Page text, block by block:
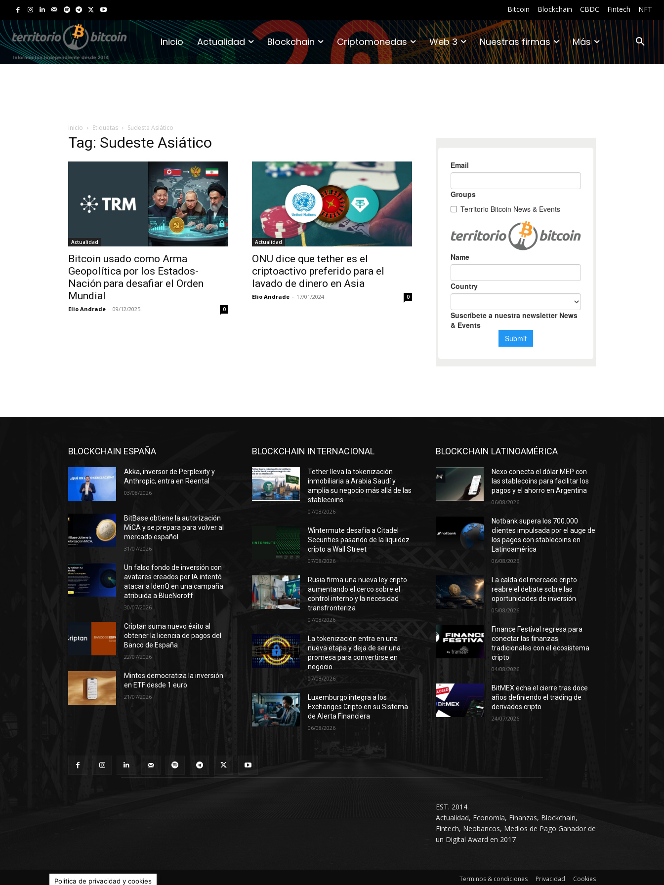
Bitcoin Blockchain CBDC Fintech NFT
Inicio Actualidad Blockchain Criptomonedas Web 3 Nuestras firmas Más
Inicio Etiquetas Sudeste Asiático
Tag: Sudeste Asiático
Actualidad
Bitcoin usado como Arma
Geopolítica por los Estados-
Nación para desafiar el Orden
Mundial
Elio Andrade - 09/12/2025 0
Actualidad
ONU dice que tether es el
criptoactivo preferido para el
lavado de dinero en Asia
Elio Andrade - 17/01/2024 0
BLOCKCHAIN ESPAÑA
Akka, inversor de Perplexity y
Anthropic, entra en Reental
03/08/2026
BitBase obtiene la autorización
MiCA y se prepara para volver al
mercado español
31/07/2026
Un falso fondo de inversión con
avatares creados por IA intentó
atacar a IdenQ en una campaña
atribuida a BlueNoroff
30/07/2026
Criptan suma nuevo éxito al
obtener la licencia de pagos del
Banco de España
22/07/2026
Mintos democratiza la inversión
en ETF desde 1 euro
21/07/2026
BLOCKCHAIN INTERNACIONAL
Tether lleva la tokenización
inmobiliaria a Arabia Saudí y
amplía su negocio más allá de las
stablecoins
07/08/2026
Wintermute desafía a Citadel
Securities pasando de la liquidez
cripto a Wall Street
07/08/2026
Rusia firma una nueva ley cripto
aumentando el cerco sobre el
control interno y la necesidad
transfronteriza
07/08/2026
La tokenización entra en una
nueva etapa y deja de ser una
promesa para convertirse en
negocio
07/08/2026
Luxemburgo integra a los
Exchanges Cripto en su Sistema
de Alerta Financiera
06/08/2026
BLOCKCHAIN LATINOAMÉRICA
Nexo conecta el dólar MEP con
las stablecoins para facilitar los
pagos y el ahorro en Argentina
06/08/2026
Notbank supera los 700.000
clientes impulsada por el auge de
los pagos con stablecoins en
Latinoamérica
06/08/2026
La caída del mercado cripto
reabre el debate sobre las
oportunidades de inversión
05/08/2026
Finance Festival regresa para
conectar las finanzas
tradicionales con el ecosistema
cripto
04/08/2026
BitMEX echa el cierre tras doce
años definiendo el trading de
derivados cripto
24/07/2026
EST. 2014.
Actualidad, Economía, Finanzas, Blockchain,
Fintech, Neobancos, Medios de Pago Ganador de
un Digital Award en 2017
© Territorio Bitcoin 2014 - 2026 Terminos & condiciones Privacidad Cookies
Politica de privacidad y cookies